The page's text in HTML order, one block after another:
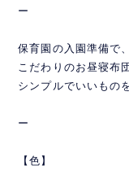
ー
保育園の入園準備で、
こだわりのお昼寝布
シンプルでいいもの
ー
【色】